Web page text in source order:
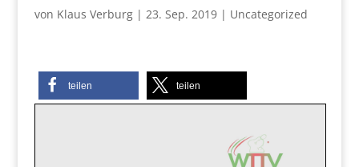
von Klaus Verburg| 23. Sep. 2019| Uncategorized
teilen teilen